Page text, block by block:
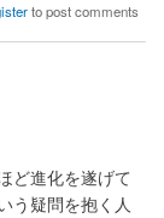
to post comments
ど進化を遂げて
う疑問を抱く人